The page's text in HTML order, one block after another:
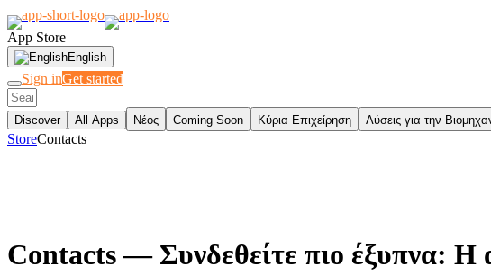
App Store
English
Sign inGet started
Discover All Apps Νέος Coming Soon Κύρια Επιχείρηση Λύσεις για την
StoreContacts
Contacts— Συνδεθείτε πιο έξυπνα: Η